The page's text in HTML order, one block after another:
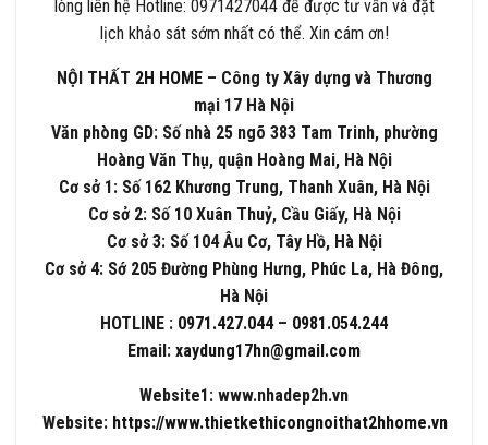
lòng liên hệ Hotline: 0971427044 để được tư vấn và đặt
lịch khảo sát sớm nhất có thể. Xin cám ơn!
NỘI THẤT 2H HOME– Công ty Xây dựng và Thương
mại 17 Hà Nội
Văn phòng GD: Số nhà 25 ngõ 383 Tam Trinh, phường
Hoàng Văn Thụ, quận Hoàng Mai, Hà Nội
Cơ sở 1: Số 162 Khương Trung, Thanh Xuân, Hà Nội
Cơ sở 2: Số 10 Xuân Thuỷ, Cầu Giấy, Hà Nội
Cơ sở 3: Số 104 Âu Cơ, Tây Hồ, Hà Nội
Cơ sở 4: Sớ 205 Đường Phùng Hưng, Phúc La, Hà Đông,
Hà Nội
HOTLINE : 0971.427.044– 0981.054.244
Email: xaydung17hn@gmail.com
Website1: www.nhadep2h.vn
Website: https://www.thietkethicongnoithat2hhome.vn